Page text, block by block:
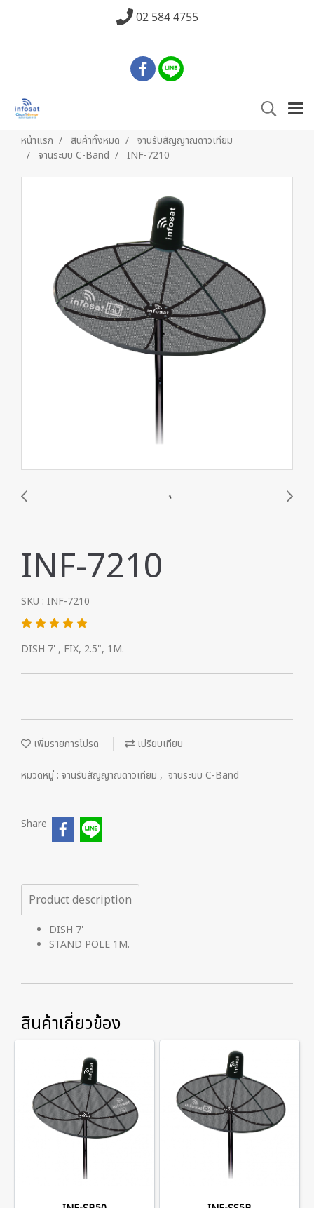
02 584 4755
หน้าแรก สินค้าทั้งหมด
จานรับสัญญาณดาวเทียม
จานระบบ C-Band
INF-7210
INF-7210
SKU : INF-7210
DISH 7' , FIX, 2.5", 1M.
เพิ่มรายการโปรด เปรียบเทียบ
หมวดหมู่ : จานรับสัญญาณดาวเทียม , จานระบบ C-Band
Share
Product description
DISH 7'
STAND POLE 1M.
สินค้าเกี่ยวข้อง